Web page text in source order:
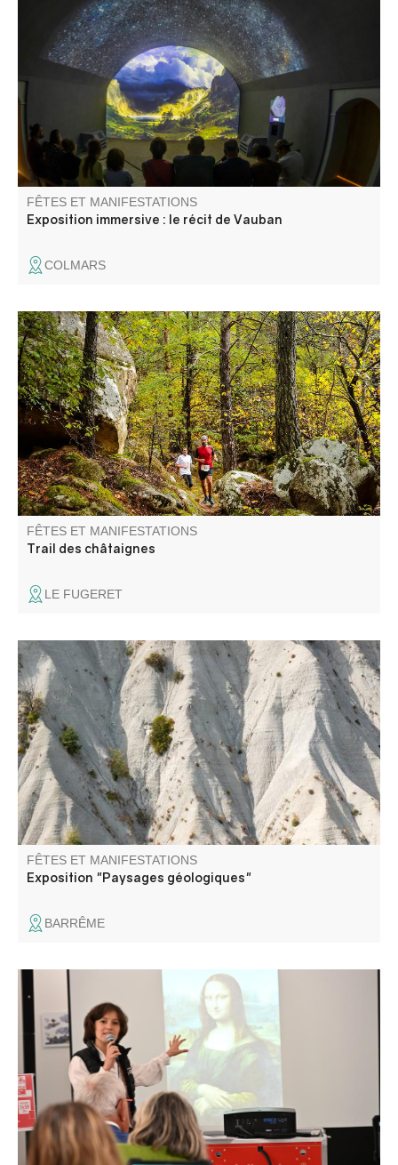
La salle de garde devient une surface de projection
donnant la part belle aux paysages, aux scènes de vie, à
la construction des forts… Un spectacle de 20 minutes qui
donne les clés de compréhension du village fortifié et
facilite sa découverte.
FÊTES ET MANIFESTATIONS
Exposition immersive : le récit de Vauban
COLMARS
L'association Fugeret Sports Loisirs vous propose un Trail
à travers la châtaigneraie et les sublimes couleurs de
l'automne.
FÊTES ET MANIFESTATIONS
Trail des châtaignes
LE FUGERET
Plongez au cœur des paysages minéraux et des
formations géologiques exceptionnelles des Alpes-de-
Haute-Provence à travers le regard photographique.
FÊTES ET MANIFESTATIONS
Exposition "Paysages géologiques"
BARRÊME
La Micro-Folie itinérante Alpes Provence Verdon s'installe
à Clumanc ! La Micro-Folie c'est un musée numérique, un
espace de réalité virtuelle, un fablab et une ludothèque.
Une programmation riche et ludique vous attend pour
petits et grands.